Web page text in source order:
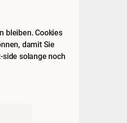
bleiben. Cookies
damit Sie
solange noch